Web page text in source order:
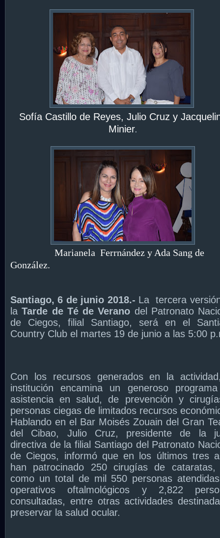
Sofía Castillo de Reyes, Julio Cruz y
Minier.
Marianela Ferrnández y Ada Sang de
González.
Santiago, 6 de junio 2018.- La tercera
laTarde de Té de Verano del Patronato
de Ciegos, filial Santiago, será en el
Country Club el martes 19 de junio a las 5:00
Con los recursos generados en la
institución encamina un generoso
asistencia en salud, de prevención y
personas ciegas de limitados recursos
Hablando en el Bar Moisés Zouain del Gran
del Cibao, Julio Cruz, presidente de la
directiva de la filial Santiago del Patronato
de Ciegos, informó que en los últimos tres
han patrocinado 250 cirugías de
como un total de mil 550 personas
operativos oftalmológicos y 2,822
consultadas, entre otras actividades
preservar la salud ocular.